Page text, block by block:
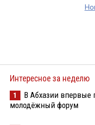
Интересное за неделю
1
В Абхазии
молодёжный форум